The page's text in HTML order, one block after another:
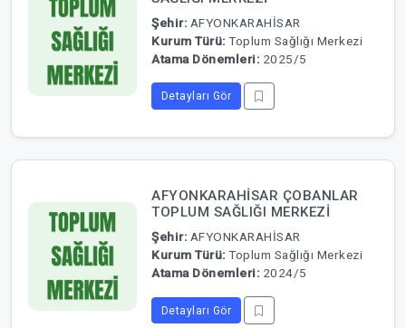
Şehir: AFYONKARAHİSAR
Kurum Türü: Toplum Sağlığı Merkezi
Atama Dönemleri: 2025/5
Detayları Gör
AFYONKARAHİSAR ÇOBANLAR
TOPLUM SAĞLIĞI MERKEZİ
Şehir: AFYONKARAHİSAR
Kurum Türü: Toplum Sağlığı Merkezi
Atama Dönemleri: 2024/5
Detayları Gör